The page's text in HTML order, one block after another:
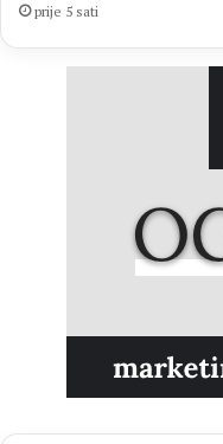
prije 5 sati